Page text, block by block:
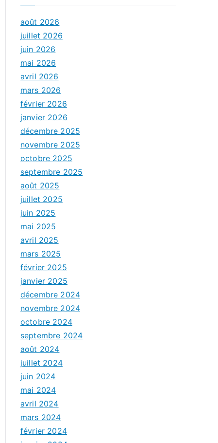
août 2026
juillet 2026
juin 2026
mai 2026
avril 2026
mars 2026
février 2026
janvier 2026
décembre 2025
novembre 2025
octobre 2025
septembre 2025
août 2025
juillet 2025
juin 2025
mai 2025
avril 2025
mars 2025
février 2025
janvier 2025
décembre 2024
novembre 2024
octobre 2024
septembre 2024
août 2024
juillet 2024
juin 2024
mai 2024
avril 2024
mars 2024
février 2024